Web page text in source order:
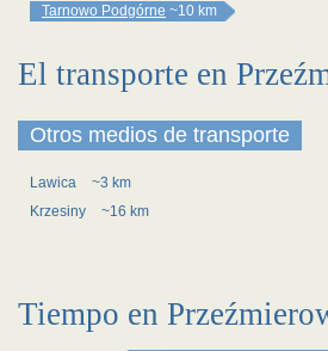
Tarnowo Podgórne ~10 km
El transporte en
Otros medios de transporte
Lawica
~3 km
Krzesiny
~16 km
Tiempo en